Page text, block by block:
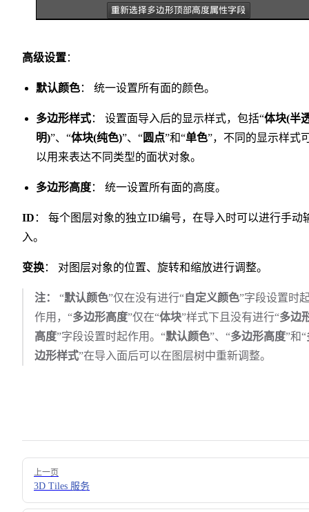
高级设置：
默认颜色： 统一设置所有面的颜色。
多边形样式： 设置面导入后的显示样式，包括“体块(半
明)”、“体块(纯色)”、“圆点”和“单色”，不同的显示样式
以用来表达不同类型的面状对象。
多边形高度： 统一设置所有面的高度。
ID ： 每个图层对象的独立ID编号，在导入时可以进行手动
入。
变换： 对图层对象的位置、旋转和缩放进行调整。
注： “默认颜色”仅在没有进行“自定义颜色”字段设置时
作用，“多边形高度”仅在“体块”样式下且没有进行“多边
高度”字段设置时起作用。“默认颜色”、“多边形高度”和“
边形样式”在导入面后可以在图层树中重新调整。
Pager
上一页
3D Tiles 服务